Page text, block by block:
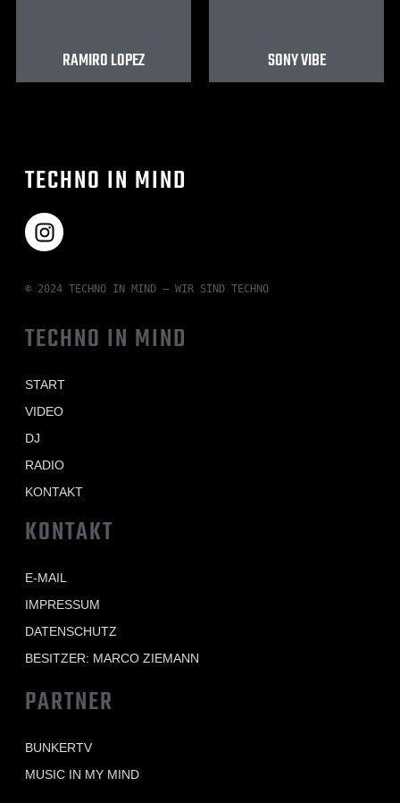
RAMIRO LOPEZ SONY VIBE
TECHNO IN MIND
© 2024 TECHNO IN MIND – WIR SIND TECHNO
TECHNO IN MIND
START
VIDEO
DJ
RADIO
KONTAKT
KONTAKT
E-MAIL
IMPRESSUM
DATENSCHUTZ
BESITZER: MARCO ZIEMANN
PARTNER
BUNKERTV
MUSIC IN MY MIND